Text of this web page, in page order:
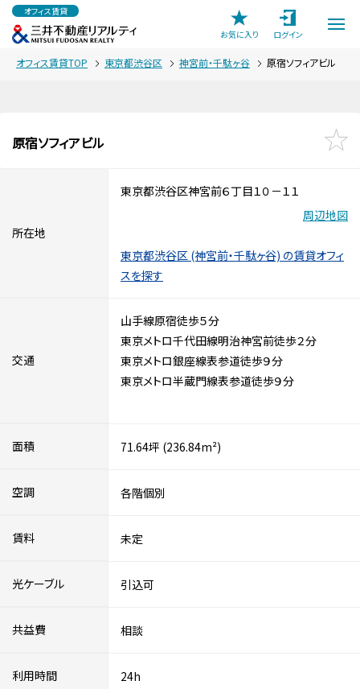
オフィス賃貸
お気に入り
ログイン
オフィス賃貸TOP 東京都渋谷区 神宮前・千駄ヶ谷 原宿ソフィアビル
原宿ソフィアビル
所在地
東京都渋谷区神宮前６丁目１０－１１
周辺地図
東京都渋谷区 (神宮前・千駄ヶ谷) の賃貸オフィ
スを探す
交通
山手線原宿徒歩５分
東京メトロ千代田線明治神宮前徒歩２分
東京メトロ銀座線表参道徒歩９分
東京メトロ半蔵門線表参道徒歩９分
面積 71.64坪 (236.84m²)
空調 各階個別
賃料 未定
光ケーブル 引込可
共益費 相談
利用時間 24h